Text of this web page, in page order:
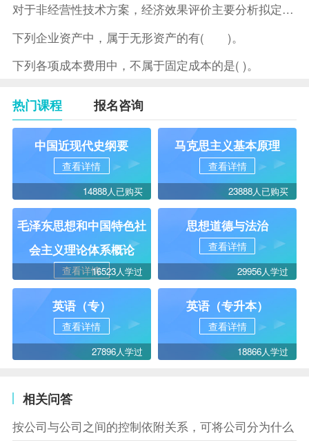
对于非经营性技术方案，经济效果评价主要分析拟定方案的( )。
下列企业资产中，属于无形资产的有( )。
下列各项成本费用中，不属于固定成本的是( )。
热门课程 报名咨询
中国近现代史纲要
查看详情
14888人已购买
马克思主义基本原理
查看详情
23888人已购买
毛泽东思想和中国特色社
会主义理论体系概论
查看详情16523人学过
思想道德与法治
查看详情
29956人学过
英语（专）
查看详情
27896人学过
英语（专升本）
查看详情
18866人学过
相关问答
按公司与公司之间的控制依附关系，可将公司分为什么